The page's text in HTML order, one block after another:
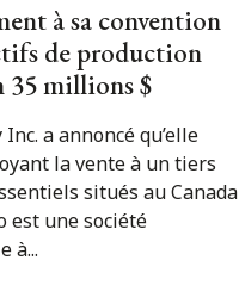
à sa convention
de production
35 millions $
a annoncé qu’elle
la vente à un tiers
situés au Canada
est une société
à...